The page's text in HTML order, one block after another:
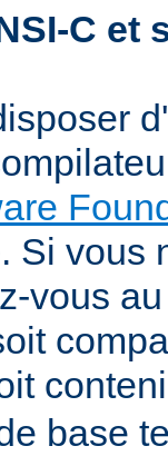
C et
Si vous
vous
base